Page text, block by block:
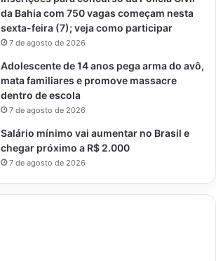
da Bahia com 750 vagas começam nesta
sexta-feira (7); veja como participar
7 de agosto de 2026
Adolescente de 14 anos pega arma do avô,
mata familiares e promove massacre
dentro de escola
7 de agosto de 2026
Salário mínimo vai aumentar no Brasil e
chegar próximo a R$ 2.000
7 de agosto de 2026